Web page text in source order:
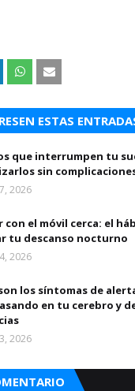
ESTAS
que interrumpen tu
sin
2026
con el móvil cerca: el
tu descanso nocturno
2026
los síntomas de
en tu cerebro y
2026